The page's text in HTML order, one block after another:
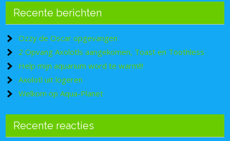
Recente berichten
Ozzy de Oscar opgevangen
2 Opvang Axolotls aangekomen, Toast en Toothless
Help mijn aquarium word te warm!!!
Axolotl uit logeren
Welkom op Aqua-Planet
Recente reacties